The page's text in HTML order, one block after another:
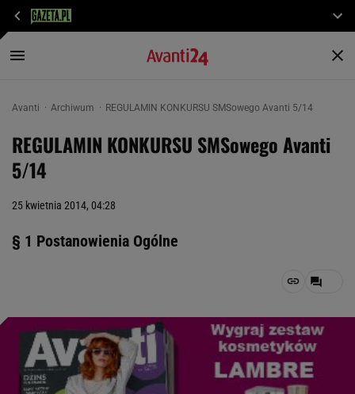
Avanti Archiwum REGULAMIN KONKURSU SMSowego Avanti 5/14
REGULAMIN KONKURSU SMSowego Avanti
5/14
25 kwietnia 2014, 04:28
§ 1 Postanowienia Ogólne